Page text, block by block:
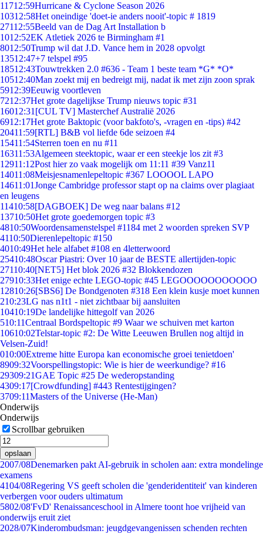
11712:59Hurricane & Cyclone Season 2026
10312:58Het oneindige 'doet-ie anders nooit'-topic # 1819
27112:55Beeld van de Dag Art Installation b
1012:52EK Atletiek 2026 te Birmingham #1
8012:50Trump wil dat J.D. Vance hem in 2028 opvolgt
13512:47+7 telspel #95
18512:43Touwtrekken 2.0 #636 - Team 1 beste team *G* *O*
10512:40Man zoekt mij en bedreigt mij, nadat ik met zijn zoon sprak
5912:39Eeuwig voortleven
7212:37Het grote dagelijkse Trump nieuws topic #31
16012:31 [CUL TV] Masterchef Australië 2026
6912:17Het grote Baktopic (voor bakfoto's, -vragen en -tips) #42
20411:59[RTL] B&B vol liefde 6de seizoen #4
15411:54Sterren toen en nu #11
16311:53Algemeen steektopic, waar er een steekje los zit #3
12911:12Post hier zo vaak mogelijk om 11:11 #39 Vanz11
14011:08Meisjesnamenlepeltopic #367 LOOOOL LAPO
14611:01Jonge Cambridge professor stapt op na claims over plagiaat
en leugens
11410:58[DAGBOEK] De weg naar balans #12
13710:50Het grote goedemorgen topic #3
4810:50Woordensamenstelspel #1184 met 2 woorden spreken SVP
4110:50Dierenlepeltopic #150
4010:49Het hele alfabet #108 en 4letterwoord
25410:48Oscar Piastri: Over 10 jaar de BESTE allertijden-topic
27110:40[NET5] Het blok 2026 #32 Blokkendozen
27910:33Het enige echte LEGO-topic #45 LEGOOOOOOOOOOO
12810:26[SBS6] De Bondgenoten #318 Een klein kusje moet kunnen
210:23LG nas n1t1 - niet zichtbaar bij aansluiten
10410:19De landelijke hittegolf van 2026
510:11Centraal Bordspeltopic #9 Waar we schuiven met karton
10610:02Telstar-topic #2: De Witte Leeuwen Brullen nog altijd in
Velsen-Zuid!
010:00Extreme hitte Europa kan economische groei tenietdoen'
8909:32Voorspellingstopic: Wie is hier de weerkundige? #16
29309:21GAE Topic #25 De wederopstanding
4309:17[Crowdfunding] #443 Rentestijgingen?
3709:11Masters of the Universe (He-Man)
Onderwijs
Onderwijs
Scrollbar gebruiken
opslaan
2007/08Denemarken pakt AI-gebruik in scholen aan: extra mondelinge
examens
4104/08Regering VS geeft scholen die 'genderidentiteit' van kinderen
verbergen voor ouders ultimatum
5802/08'FvD' Renaissanceschool in Almere toont hoe vrijheid van
onderwijs eruit ziet
2028/07Kinderombudsman: jeugdgevangenissen schenden rechten